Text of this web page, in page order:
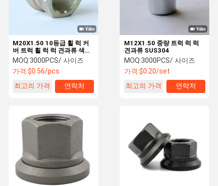
M20X1.50 10등급 휠 럭 커
버 트럭 휠 럭 럭 견과류 색칠
된 진크 접착
MOQ:3000PCS/ 사이즈
가격:$0.56/pcs
최고의 가격
연락처
M12X1.50 중량 트럭 럭 럭
견과류 SUS304
MOQ:3000PCS/ 사이즈
가격:$0.20/set
최고의 가격
연락처